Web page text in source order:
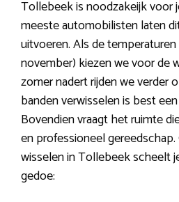
Tollebeek is noodzakeijk voor
meeste automobilisten laten
uitvoeren. Als de
november) kiezen we voor de
zomer nadert rijden we verder
banden verwisselen is best
Bovendien vraagt het ruimte
en professioneel
wisselen in Tollebeek scheelt
gedoe: